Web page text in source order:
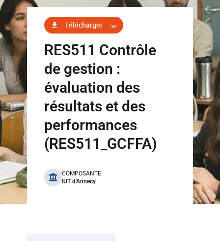
Télécharger
RES511 Contrôle
de gestion :
évaluation des
résultats et des
performances
(RES511_GCFFA)
benefits
COMPOSANTE
IUT d'Annecy